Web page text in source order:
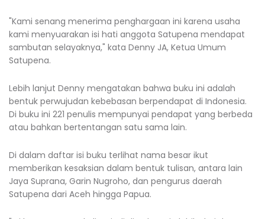
"Kami senang menerima penghargaan ini karena usaha
kami menyuarakan isi hati anggota Satupena mendapat
sambutan selayaknya," kata Denny JA, Ketua Umum
Satupena.
Lebih lanjut Denny mengatakan bahwa buku ini adalah
bentuk perwujudan kebebasan berpendapat di Indonesia.
Di buku ini 221 penulis mempunyai pendapat yang berbeda
atau bahkan bertentangan satu sama lain.
Di dalam daftar isi buku terlihat nama besar ikut
memberikan kesaksian dalam bentuk tulisan, antara lain
Jaya Suprana, Garin Nugroho, dan pengurus daerah
Satupena dari Aceh hingga Papua.